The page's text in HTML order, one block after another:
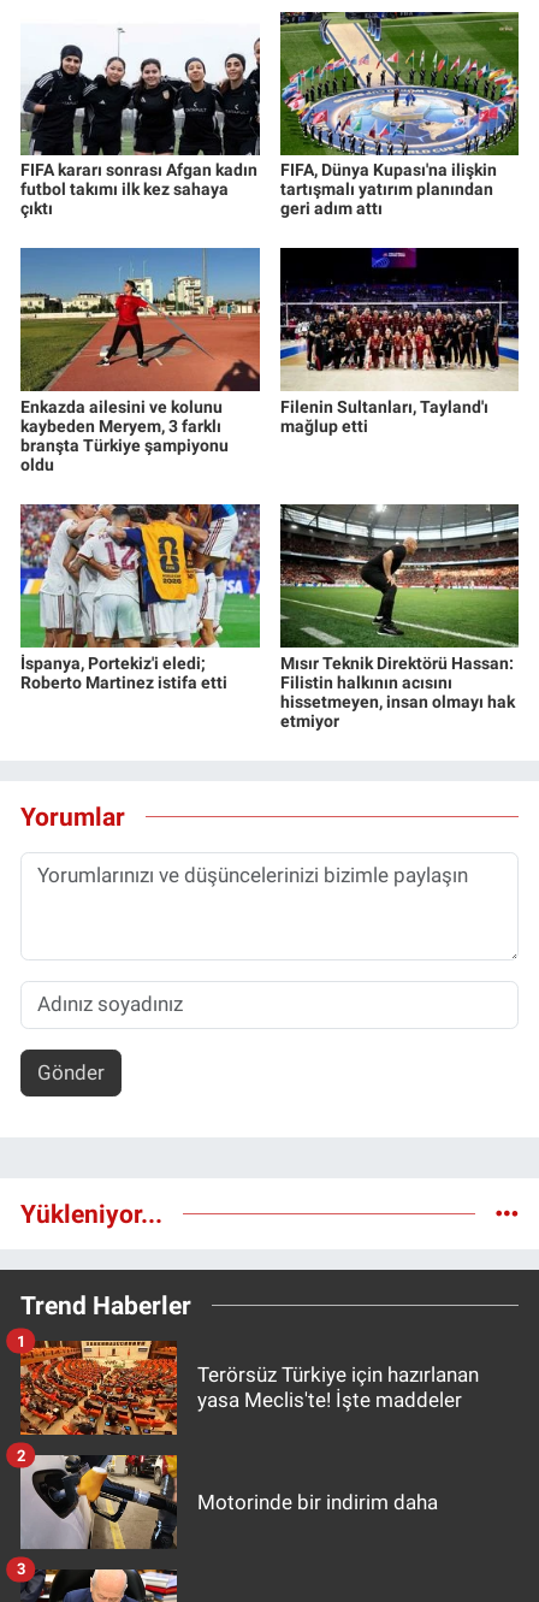
FIFA kararı sonrası Afgan kadın
futbol takımı ilk kez sahaya
çıktı
FIFA, Dünya Kupası'na ilişkin
tartışmalı yatırım planından
geri adım attı
Enkazda ailesini ve kolunu
kaybeden Meryem, 3 farklı
branşta Türkiye şampiyonu
oldu
Filenin Sultanları, Tayland'ı
mağlup etti
İspanya, Portekiz'i eledi;
Roberto Martinez istifa etti
Mısır Teknik Direktörü Hassan:
Filistin halkının acısını
hissetmeyen, insan olmayı hak
etmiyor
Yorumlar
Gönder
Yükleniyor...
Trend Haberler
Terörsüz Türkiye için hazırlanan
yasa Meclis'te! İşte maddeler
1
Motorinde bir indirim daha
2
3